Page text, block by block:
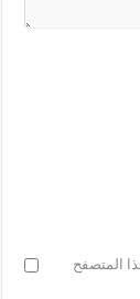
المتصفح